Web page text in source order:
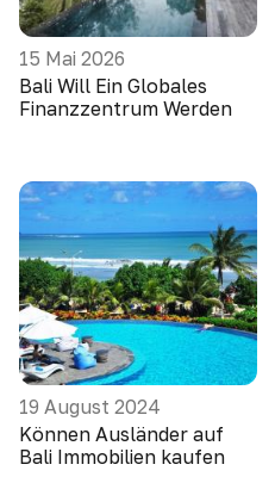
15 Mai 2026
Bali Will Ein Globales
Finanzzentrum Werden
19 August 2024
Können Ausländer auf
Bali Immobilien kaufen